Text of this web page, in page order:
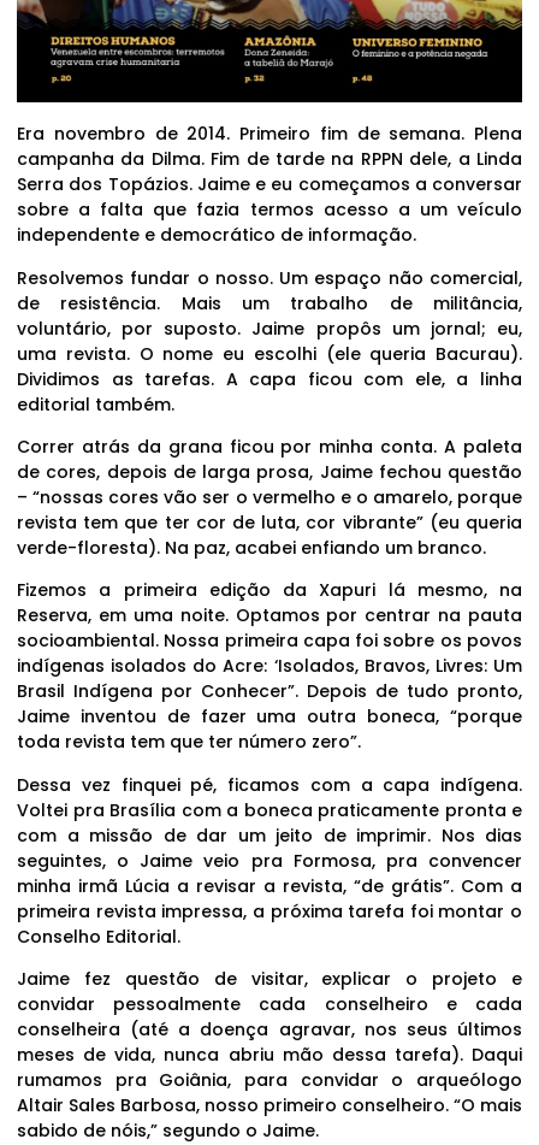
Era novembro de 2014. Primeiro fim de semana. Plena
campanha da Dilma. Fim de tarde na RPPN dele, a Linda
Serra dos Topázios. Jaime e eu começamos a conversar
sobre a falta que fazia termos acesso a um veículo
independente e democrático de informação.
Resolvemos fundar o nosso. Um espaço não comercial,
de resistência. Mais um trabalho de militância,
voluntário, por suposto. Jaime propôs um jornal; eu,
uma revista. O nome eu escolhi (ele queria Bacurau).
Dividimos as tarefas. A capa ficou com ele, a linha
editorial também.
Correr atrás da grana ficou por minha conta. A paleta
de cores, depois de larga prosa, Jaime fechou questão
– “nossas cores vão ser o vermelho e o amarelo, porque
revista tem que ter cor de luta, cor vibrante” (eu queria
verde-floresta). Na paz, acabei enfiando um branco.
Fizemos a primeira edição da Xapuri lá mesmo, na
Reserva, em uma noite. Optamos por centrar na pauta
socioambiental. Nossa primeira capa foi sobre os povos
indígenas isolados do Acre: ‘Isolados, Bravos, Livres: Um
Brasil Indígena por Conhecer”. Depois de tudo pronto,
Jaime inventou de fazer uma outra boneca, “porque
toda revista tem que ter número zero”.
Dessa vez finquei pé, ficamos com a capa indígena.
Voltei pra Brasília com a boneca praticamente pronta e
com a missão de dar um jeito de imprimir. Nos dias
seguintes, o Jaime veio pra Formosa, pra convencer
minha irmã Lúcia a revisar a revista, “de grátis”. Com a
primeira revista impressa, a próxima tarefa foi montar o
Conselho Editorial.
Jaime fez questão de visitar, explicar o projeto e
convidar pessoalmente cada conselheiro e cada
conselheira (até a doença agravar, nos seus últimos
meses de vida, nunca abriu mão dessa tarefa). Daqui
rumamos pra Goiânia, para convidar o arqueólogo
Altair Sales Barbosa, nosso primeiro conselheiro. “O mais
sabido de nóis,” segundo o Jaime.